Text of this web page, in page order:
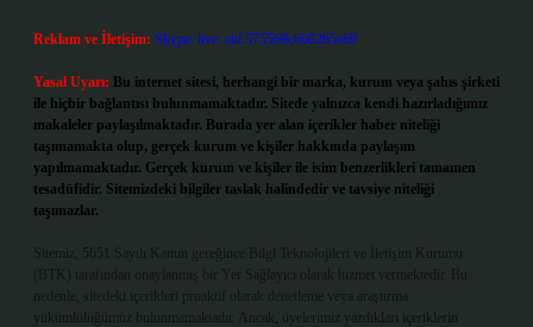
Reklam ve İletişim: Skype: live:.cid.575569c608265c69
Yasal Uyarı: Bu internet sitesi, herhangi bir marka, kurum veya şahıs şirketi
ile hiçbir bağlantısı bulunmamaktadır. Sitede yalnızca kendi hazırladığımız
makaleler paylaşılmaktadır. Burada yer alan içerikler haber niteliği
taşımamakta olup, gerçek kurum ve kişiler hakkında paylaşım
yapılmamaktadır. Gerçek kurum ve kişiler ile isim benzerlikleri tamamen
tesadüfidir. Sitemizdeki bilgiler taslak halindedir ve tavsiye niteliği
taşımazlar.
Sitemiz, 5651 Sayılı Kanun gereğince Bilgi Teknolojileri ve İletişim Kurumu
(BTK) tarafından onaylanmış bir Yer Sağlayıcı olarak hizmet vermektedir. Bu
nedenle, sitedeki içerikleri proaktif olarak denetleme veya araştırma
yükümlülüğümüz bulunmamaktadır. Ancak, üyelerimiz yazdıkları içeriklerin